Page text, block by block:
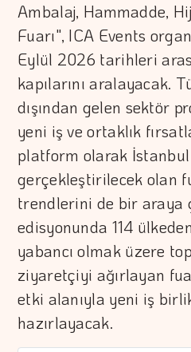
Ambalaj, Hammadde,
Fuarı", ICA Events
Eylül 2026 tarihleri
kapılarını aralayacak.
dışından gelen sektör
yeni iş ve ortaklık
platform olarak
gerçekleştirilecek olan
trendlerini de bir araya
edisyonunda 114
yabancı olmak üzere
ziyaretçiyi ağırlayan
etki alanıyla yeni iş
hazırlayacak.